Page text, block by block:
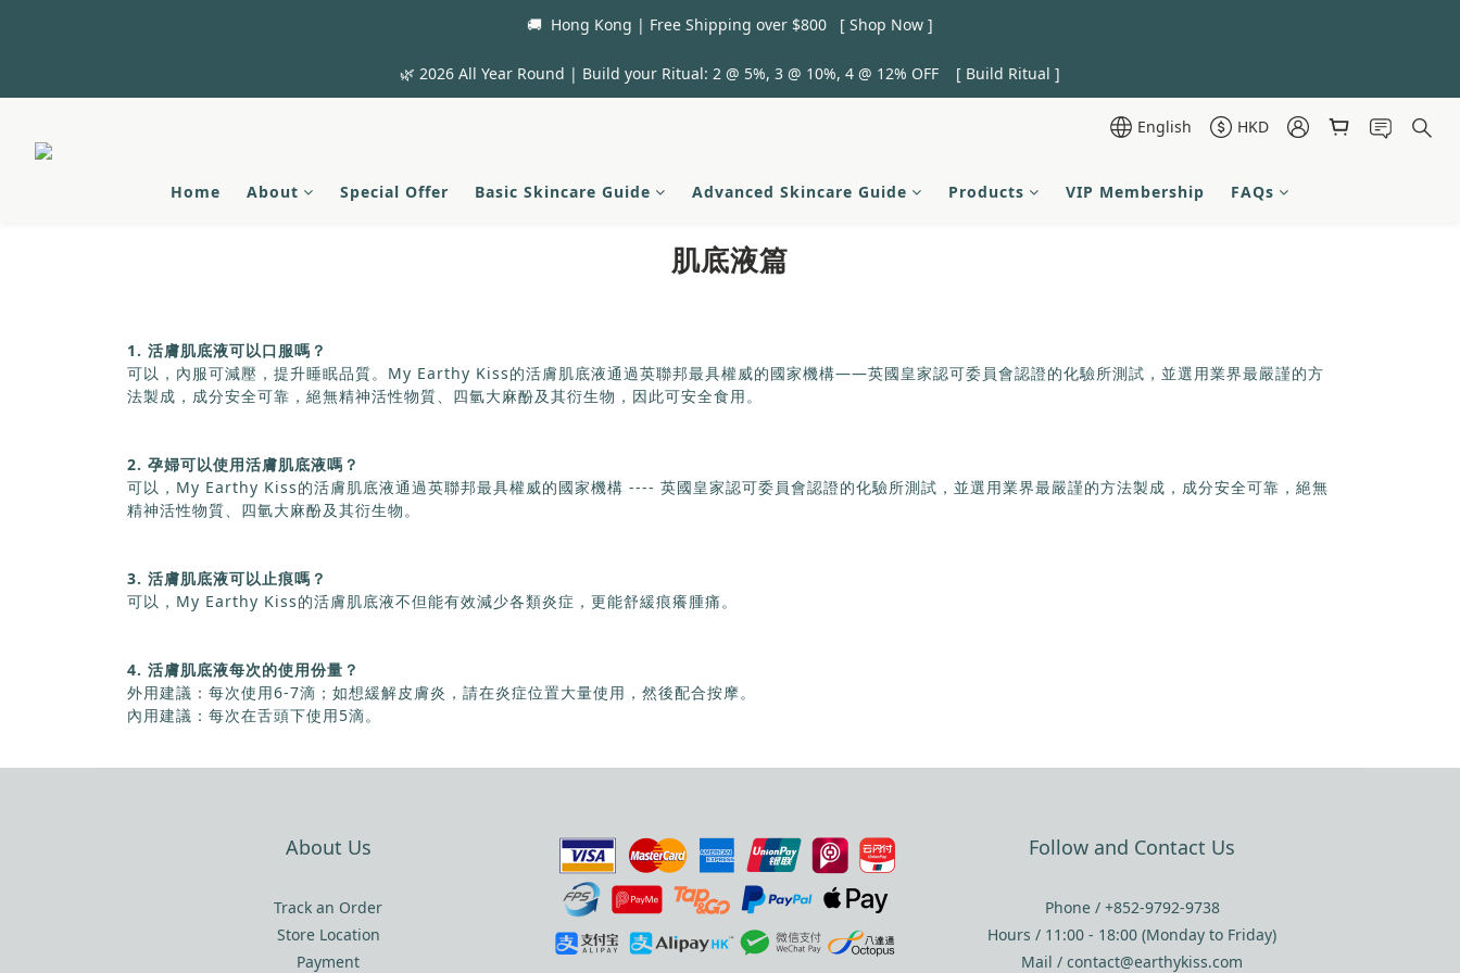
🚚  Hong Kong | Free Shipping over $800   [ Shop Now ]
🌿 2026 All Year Round | Build your Ritual: 2 @ 5%, 3 @ 10%, 4 @ 12% OFF    [ Build Ritual ]
English HKD
Home About Special Offer Basic Skincare Guide Advanced Skincare Guide Products VIP Membership FAQs
肌底液篇
1. 活膚肌底液可以口服嗎？
可以，內服可減壓，提升睡眠品質。My Earthy Kiss的活膚肌底液通過英聯邦最具權威的國家機構——英國皇家認可委員會認證的化驗所測試，並選用業界最嚴謹的方
法製成，成分安全可靠，絕無精神活性物質、四氫大麻酚及其衍生物，因此可安全食用。
2. 孕婦可以使用活膚肌底液嗎？
可以，My Earthy Kiss的活膚肌底液通過英聯邦最具權威的國家機構 ---- 英國皇家認可委員會認證的化驗所測試，並選用業界最嚴謹的方法製成，成分安全可靠，絕無
精神活性物質、四氫大麻酚及其衍生物。
3. 活膚肌底液可以止痕嗎？
可以，My Earthy Kiss的活膚肌底液不但能有效減少各類炎症，更能舒緩痕癢腫痛。
4. 活膚肌底液每次的使用份量？
外用建議：每次使用6-7滴；如想緩解皮膚炎，請在炎症位置大量使用，然後配合按摩。
內用建議：每次在舌頭下使用5滴。
About Us
Track an Order
Store Location
Payment
Follow and Contact Us
Phone / +852-9792-9738
Hours / 11:00 - 18:00 (Monday to Friday)
Mail / contact@earthykiss.com